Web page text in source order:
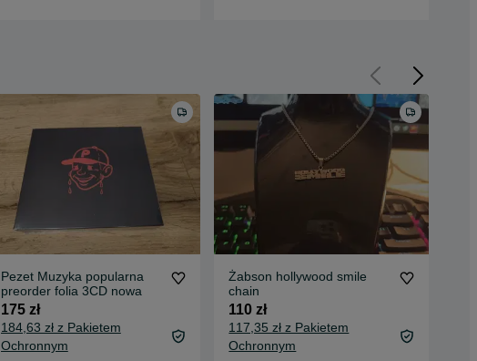
Pezet Muzyka popularna
preorder folia 3CD nowa
175 zł
184,63 zł z Pakietem
Ochronnym
Żabson hollywood smile
chain
110 zł
117,35 zł z Pakietem
Ochronnym